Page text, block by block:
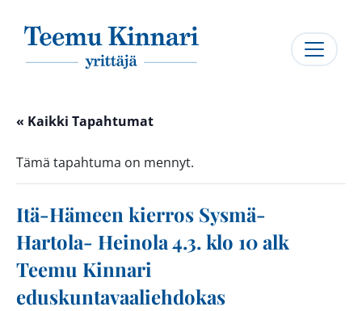
Päävalikko
« Kaikki Tapahtumat
Tämä tapahtuma on mennyt.
Itä-Hämeen kierros Sysmä-
Hartola- Heinola 4.3. klo 10 alk
Teemu Kinnari
eduskuntavaaliehdokas